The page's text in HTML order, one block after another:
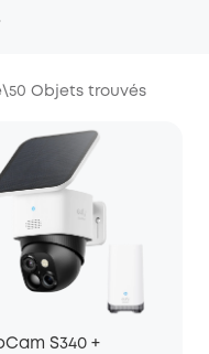
\50 Objets trouvés
S340 +